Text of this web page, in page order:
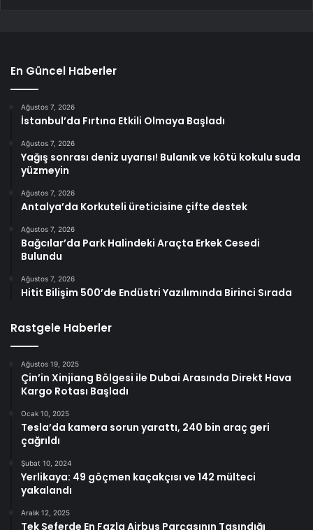
En Güncel Haberler
Ağustos 7, 2026
İstanbul’da Fırtına Etkili Olmaya Başladı
Ağustos 7, 2026
Yağış sonrası deniz uyarısı! Bulanık ve kötü kokulu suda
yüzmeyin
Ağustos 7, 2026
Antalya’da Korkuteli üreticisine çifte destek
Ağustos 7, 2026
Bağcılar’da Park Halindeki Araçta Erkek Cesedi
Bulundu
Ağustos 7, 2026
Hitit Bilişim 500’de Endüstri Yazılımında Birinci Sırada
Rastgele Haberler
Ağustos 19, 2025
Çin’in Xinjiang Bölgesi ile Dubai Arasında Direkt Hava
Kargo Rotası Başladı
Ocak 10, 2025
Tesla’da kamera sorun yarattı, 240 bin araç geri
çağrıldı
Şubat 10, 2024
Yerlikaya: 49 göçmen kaçakçısı ve 142 mülteci
yakalandı
Aralık 12, 2025
Tek Seferde En Fazla Airbus Parçasının Taşındığı